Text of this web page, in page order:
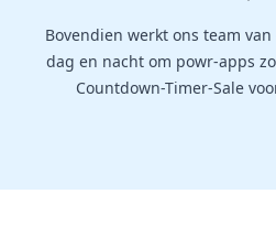
Bovendien werkt ons team
dag en nacht om powr-apps
Countdown-Timer-Sale